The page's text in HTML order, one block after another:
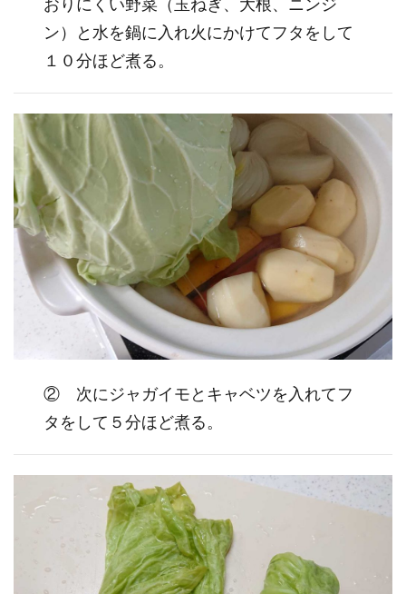
ン）と水を鍋に入れ火にかけてフタをして
１０分ほど煮る。
② 次にジャガイモとキャベツを入れてフ
タをして５分ほど煮る。